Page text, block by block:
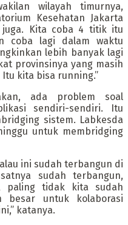
wilayah timurnya,
Kesehatan Jakarta
juga. Kita coba 4 titik itu
coba lagi dalam waktu
lebih banyak lagi
provinsinya yang masih
kita bisa running.”
ada problem soal
sendiri-sendiri. Itu
sistem. Labkesda
untuk membridging
ini sudah terbangun di
sudah terbangun,
paling tidak kita sudah
besar untuk kolaborasi
katanya.